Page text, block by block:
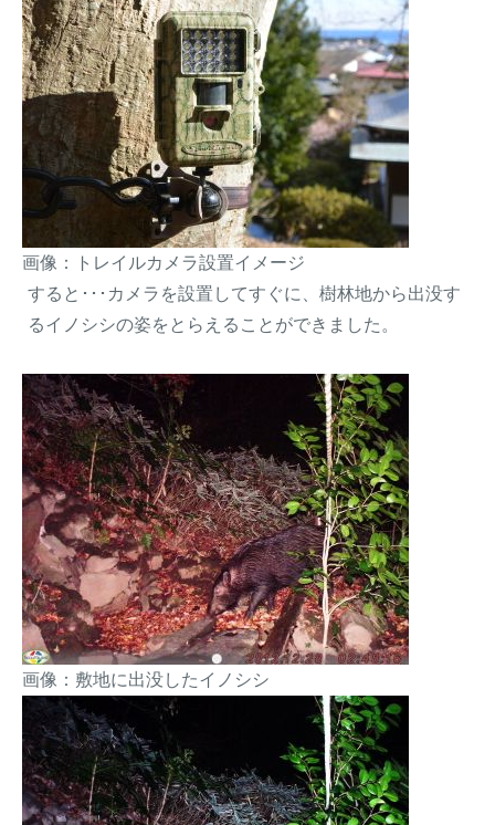
画像：トレイルカメラ設置イメージ
すると･･･カメラを設置してすぐに、樹林地から出没す
るイノシシの姿をとらえることができました。
画像：敷地に出没したイノシシ